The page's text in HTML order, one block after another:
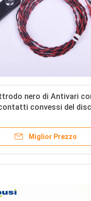
nero di Antivari
convessi del
Miglior Prezzo